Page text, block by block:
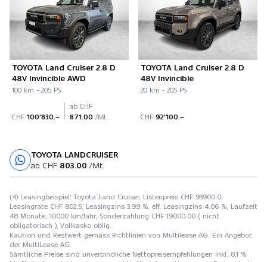
TOYOTA Land Cruiser 2.8 D
48V Invincible AWD
100 km - 205 PS
CHF 100'830.–
ab CHF
871.00 /Mt.
TOYOTA Land Cruiser 2.8 D
48V Invincible
20 km - 205 PS
CHF 92'100.–
TOYOTA LANDCRUISER
ab CHF 803.00 /Mt.
(4) Leasingbeispiel: Toyota Land Cruiser, Listenpreis CHF 93900.0,
Leasingrate CHF 802.5, Leasingzins 3.99 %, eff. Leasingzins 4.06 %, Laufzeit
48 Monate, 10000 km/Jahr, Sonderzahlung CHF 19000.00 ( nicht
obligatorisch ), Vollkasko oblig.
Kaution und Restwert gemäss Richtlinien von Multilease AG. Ein Angebot
der MultiLease AG.
Sämtliche Preise sind unverbindliche Nettopreisempfehlungen inkl. 8,1 %